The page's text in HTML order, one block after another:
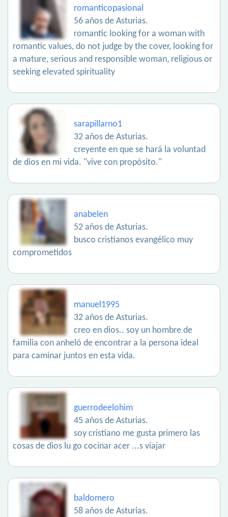
romanticopasional
56 años de Asturias.
romantic looking for a woman with
romantic values, do not judge by the cover, looking for
a mature, serious and responsible woman, religious or
seeking elevated spirituality
sarapillarno1
32 años de Asturias.
creyente en que se hará la voluntad
de dios en mi vida. "vive con propósito."
anabelen
52 años de Asturias.
busco cristianos evangélico muy
comprometidos
manuel1995
32 años de Asturias.
creo en dios.. soy un hombre de
familia con anheló de encontrar a la persona ideal
para caminar juntos en esta vida.
guerrodeelohim
45 años de Asturias.
soy cristiano me gusta primero las
cosas de dios lu go cocinar acer ...s viajar
baldomero
58 años de Asturias.